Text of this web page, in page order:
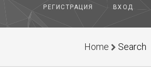
РЕГИСТРАЦИЯ ВХОД
Home Search